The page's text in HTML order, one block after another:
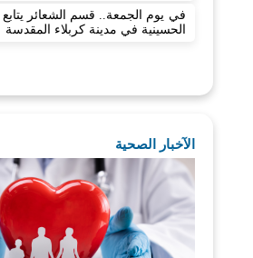
في يوم الجمعة.. قسم الشعائر
الحسينية في مدينة كربلاء المقدسة
الآخبار الصحية